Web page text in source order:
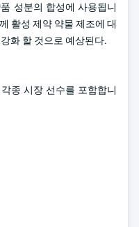
성분의 합성에 사용됩니
활성 제약 약물 제조에 대
화 할 것으로 예상된다.
종 시장 선수를 포함합니